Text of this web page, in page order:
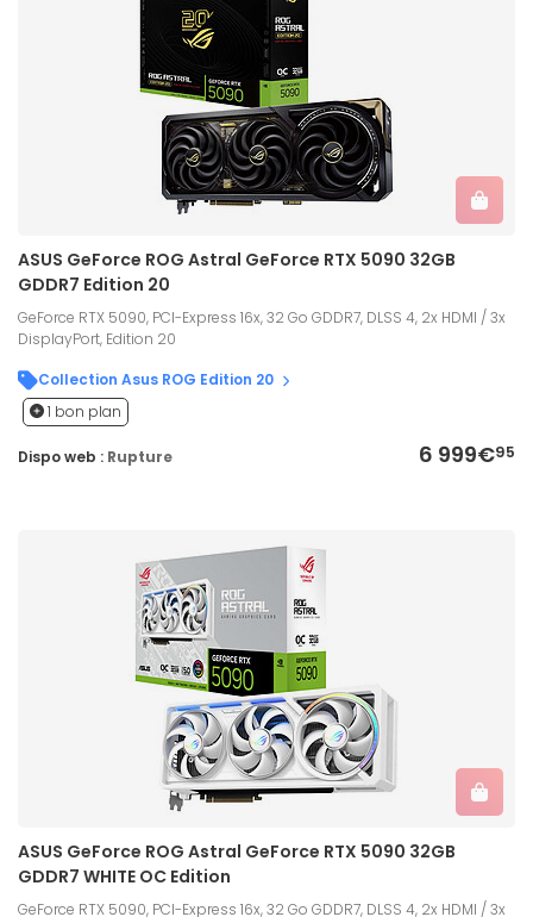
ASUS GeForce ROG Astral GeForce RTX 5090 32GB
GDDR7 Edition 20
GeForce RTX 5090, PCI-Express 16x, 32 Go GDDR7, DLSS 4, 2x HDMI / 3x
DisplayPort, Edition 20
Collection Asus ROG Edition 20
1 bon plan
6 999€95
Dispo web : Rupture
ASUS GeForce ROG Astral GeForce RTX 5090 32GB
GDDR7 WHITE OC Edition
GeForce RTX 5090, PCI-Express 16x, 32 Go GDDR7, DLSS 4, 2x HDMI / 3x